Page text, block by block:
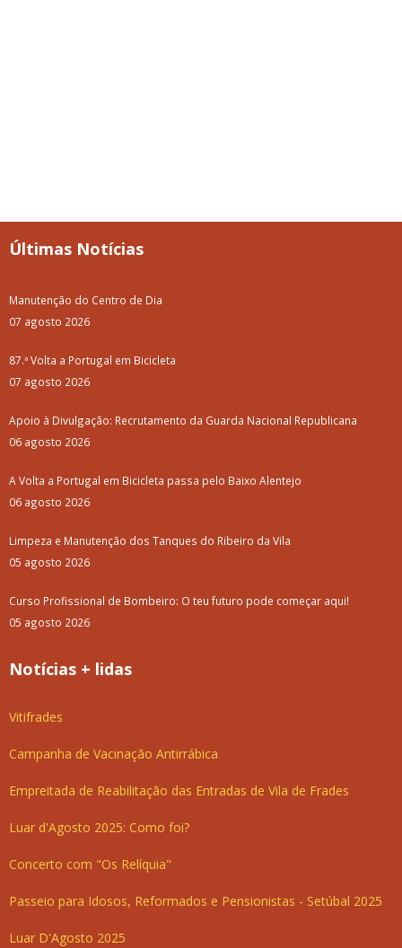
Últimas Notícias
Manutenção do Centro de Dia
07 agosto 2026
87.ª Volta a Portugal em Bicicleta
07 agosto 2026
Apoio à Divulgação: Recrutamento da Guarda Nacional Republicana
06 agosto 2026
A Volta a Portugal em Bicicleta passa pelo Baixo Alentejo
06 agosto 2026
Limpeza e Manutenção dos Tanques do Ribeiro da Vila
05 agosto 2026
Curso Profissional de Bombeiro: O teu futuro pode começar aqui!
05 agosto 2026
Notícias + lidas
Vitifrades
Campanha de Vacinação Antirrábica
Empreitada de Reabilitação das Entradas de Vila de Frades
Luar d'Agosto 2025: Como foi?
Concerto com "Os Relíquia"
Passeio para Idosos, Reformados e Pensionistas - Setúbal 2025
Luar D'Agosto 2025